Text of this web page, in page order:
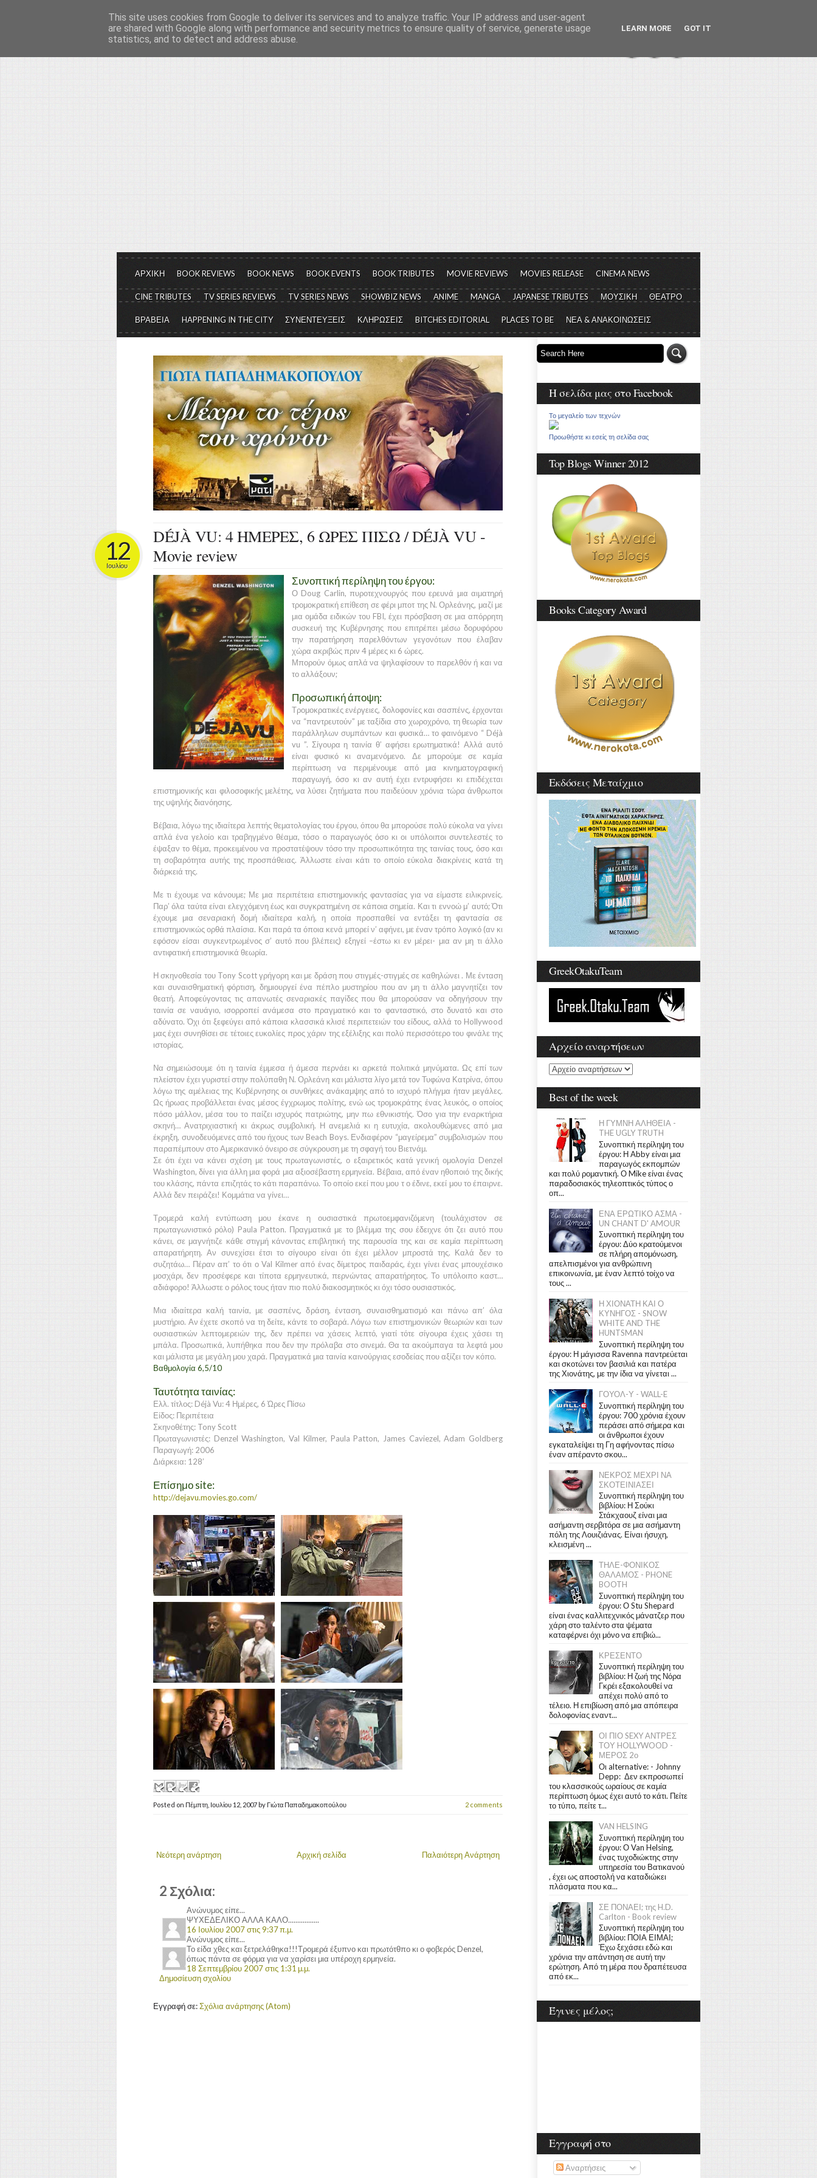
Το μεγαλείο των Τεχνών...
Είμαστε πάντα εδώ για να μιλάμε για τον πολιτισμό, σε κάθε του μορφή και έκταση...
ΑΡΧΙΚΗ BOOK REVIEWS BOOK NEWS BOOK EVENTS BOOK TRIBUTES MOVIE REVIEWS MOVIES RELEASE CINEMA NEWS
CINE TRIBUTES TV SERIES REVIEWS TV SERIES NEWS SHOWBIZ NEWS ANIME MANGA JAPANESE TRIBUTES ΜΟΥΣΙΚΗ ΘΕΑΤΡΟ
ΒΡΑΒΕΙΑ HAPPENING IN THE CITY ΣΥΝΕΝΤΕΥΞΕΙΣ ΚΛΗΡΩΣΕΙΣ BITCHES EDITORIAL PLACES TO BE ΝΕΑ & ΑΝΑΚΟΙΝΩΣΕΙΣ
DÉJÀ VU: 4 ΗΜΕΡΕΣ, 6 ΩΡΕΣ ΠΙΣΩ / DÉJÀ VU -
Movie review
12
Ιουλίου
Συνοπτική περίληψη του έργου:
Ο Doug Carlin, πυροτεχνουργός που ερευνά μια αιματηρή
τρομοκρατική επίθεση σε φέρι μποτ της Ν. Ορλεάνης, μαζί με
μια ομάδα ειδικών του FBI, έχει πρόσβαση σε μια απόρρητη
συσκευή της Κυβέρνησης που επιτρέπει μέσω δορυφόρου
την παρατήρηση παρελθόντων γεγονότων που έλαβαν
χώρα ακριβώς πριν 4 μέρες κι 6 ώρες.
Μπορούν όμως απλά να ψηλαφίσουν το παρελθόν ή και να
το αλλάξουν;
Προσωπική άποψη:
Τρομοκρατικές ενέργειες, δολοφονίες και σασπένς, έρχονται
να “παντρευτούν” με ταξίδια στο χωροχρόνο, τη θεωρία των
παράλληλων συμπάντων και φυσικά… το φαινόμενο “ Déjà
vu ”. Σίγουρα η ταινία θ’ αφήσει ερωτηματικά! Αλλά αυτό
είναι φυσικό κι αναμενόμενο. Δε μπορούμε σε καμία
περίπτωση να περιμένουμε από μια κινηματογραφική
παραγωγή, όσο κι αν αυτή έχει εντρυφήσει κι επιδέχεται
επιστημονικής και φιλοσοφικής μελέτης, να λύσει ζητήματα που παιδεύουν χρόνια τώρα άνθρωποι
της υψηλής διανόησης.
Βέβαια, λόγω της ιδιαίτερα λεπτής θεματολογίας του έργου, όπου θα μπορούσε πολύ εύκολα να γίνει
απλά ένα γελοίο και τραβηγμένο θέαμα, τόσο ο παραγωγός όσο κι οι υπόλοιποι συντελεστές το
έψαξαν το θέμα, προκειμένου να προστατέψουν τόσο την προσωπικότητα της ταινίας τους, όσο και
τη σοβαρότητα αυτής της προσπάθειας. Άλλωστε είναι κάτι το οποίο εύκολα διακρίνεις κατά τη
διάρκειά της.
Με τι έχουμε να κάνουμε; Με μια περιπέτεια επιστημονικής φαντασίας για να είμαστε ειλικρινείς.
Παρ’ όλα ταύτα είναι ελεγχόμενη έως και συγκρατημένη σε κάποια σημεία. Και τι εννοώ μ’ αυτό; Ότι
έχουμε μια σεναριακή δομή ιδιαίτερα καλή, η οποία προσπαθεί να εντάξει τη φαντασία σε
επιστημονικώς ορθά πλαίσια. Και παρά τα όποια κενά μπορεί ν’ αφήνει, με έναν τρόπο λογικό (αν κι
εφόσον είσαι συγκεντρωμένος σ’ αυτό που βλέπεις) εξηγεί –έστω κι εν μέρει- μια αν μη τι άλλο
αντιφατική επιστημονικά θεωρία.
Η σκηνοθεσία του Tony Scottγρήγορη και με δράση που στιγμές-στιγμές σε καθηλώνει . Με ένταση
και συναισθηματική φόρτιση, δημιουργεί ένα πέπλο μυστηρίου που αν μη τι άλλο μαγνητίζει τον
θεατή. Αποφεύγοντας τις απανωτές σεναριακές παγίδες που θα μπορούσαν να οδηγήσουν την
ταινία σε ναυάγιο, ισορροπεί ανάμεσα στο πραγματικό και το φανταστικό, στο δυνατό και στο
αδύνατο. Όχι ότι ξεφεύγει από κάποια κλασσικά κλισέ περιπετειών του είδους, αλλά το Hollywood
μας έχει συνηθίσει σε τέτοιες ευκολίες προς χάριν της εξέλιξης και πολύ περισσότερο του φινάλε της
ιστορίας.
Να σημειώσουμε ότι η ταινία έμμεσα ή άμεσα περνάει κι αρκετά πολιτικά μηνύματα. Ως επί των
πλείστον έχει γυριστεί στην πολύπαθη Ν. Ορλεάνη και μάλιστα λίγο μετά τον Τυφώνα Κατρίνα, όπου
λόγω της αμέλειας της Κυβέρνησης οι συνθήκες ανάκαμψης από το ισχυρό πλήγμα ήταν μεγάλες.
Ως ήρωας προβάλλεται ένας μέσος έγχρωμος πολίτης, ενώ ως τρομοκράτης ένας λευκός, ο οποίος
πόσο μάλλον, μέσα του το παίζει ισχυρός πατριώτης, μην πω εθνικιστής. Όσο για την εναρκτήρια
σκηνή… Ανατριχιαστική κι άκρως συμβολική. Η ανεμελιά κι η ευτυχία, ακολουθώμενες από μια
έκρηξη, συνοδευόμενες από του ήχους των Beach Boys. Ενδιαφέρον “μαγείρεμα” συμβολισμών που
παραπέμπουν στο Αμερικανικό όνειρο σε σύγκρουση με τη σφαγή του Βιετνάμ.
Σε ότι έχει να κάνει σχέση με τους πρωταγωνιστές, ο εξαιρετικός κατά γενική ομολογία Denzel
Washington, δίνει για άλλη μια φορά μια αξιοσέβαστη ερμηνεία. Βέβαια, από έναν ηθοποιό της δικής
του κλάσης, πάντα επιζητάς το κάτι παραπάνω. Το οποίο εκεί που μου τ ο έδινε, εκεί μου το έπαιρνε.
Αλλά δεν πειράζει! Κομμάτια να γίνει…
Τρομερά καλή εντύπωση μου έκανε η ουσιαστικά πρωτοεμφανιζόμενη (τουλάχιστον σε
πρωταγωνιστικό ρόλο) Paula Patton. Πραγματικά με το βλέμμα της σου έδειχνε ότι ζει αυτό που
κάνει, σε μαγνήτιζε κάθε στιγμή κάνοντας επιβλητική της παρουσία της και σε καμία περίπτωση
απαρατήρητη. Αν συνεχίσει έτσι το σίγουρο είναι ότι έχει μέλλον μπροστά της. Καλά δεν το
συζητάω… Πέραν απ’ το ότι οVal Kilmerαπό ένας δίμετρος παιδαράς, έχει γίνει ένας μπουχέσικο
μοσχάρι, δεν προσέφερε και τίποτα ερμηνευτικά, περνώντας απαρατήρητος. Το υπόλοιπο καστ…
αδιάφορο! Άλλωστε ο ρόλος τους ήταν πιο πολύ διακοσμητικός κι όχι τόσο ουσιαστικός.
Μια ιδιαίτερα καλή ταινία, με σασπένς, δράση, ένταση, συναισθηματισμό και πάνω απ’ όλα
μυστήριο. Αν έχετε σκοπό να τη δείτε, κάντε το σοβαρά. Λόγω των επιστημονικών θεωριών και των
ουσιαστικών λεπτομερειών της, δεν πρέπει να χάσεις λεπτό, γιατί τότε σίγουρα έχεις χάσει τη
μπάλα. Προσωπικά, λυπήθηκα που δεν την πρόλαβα στο σινεμά. Θα τα ακούμπαγα τα λεφτά μου
και μάλιστα με μεγάλη μου χαρά. Πραγματικά μια ταινία καινούργιας εσοδείας που αξίζει τον κόπο.
Βαθμολογία 6,5/10
Ταυτότητα ταινίας:
Ελλ. τίτλος: Déjà Vu: 4 Ημέρες, 6 Ώρες Πίσω
Είδος: Περιπέτεια
Σκηνοθέτης: Tony Scott
Πρωταγωνιστές: Denzel Washington, Val Kilmer, Paula Patton, James Caviezel, Adam Goldberg
Παραγωγή: 2006
Διάρκεια: 128’
Επίσημο site:
http://dejavu.movies.go.com/
Posted on Πέμπτη, Ιουλίου 12, 2007 by Γιώτα Παπαδημακοπούλου 2 comments
Νεότερη ανάρτηση Παλαιότερη Ανάρτηση
Αρχική σελίδα
2 Σχόλια:
Ανώνυμος είπε...
ΨΥΧΕΔΕΛΙΚΟ ΑΛΛΑ ΚΑΛΟ.................
16 Ιουλίου 2007 στις 9:37 π.μ.
Ανώνυμος είπε...
Το είδα χθες και ξετρελάθηκα!!!Τρομερά έξυπνο και πρωτότθπο κι ο φοβερός Denzel,
όπως πάντα σε φόρμα για να χαρίσει μια υπέροχη ερμηνεία.
18 Σεπτεμβρίου 2007 στις 1:31 μ.μ.
Δημοσίευση σχολίου
Εγγραφή σε:Σχόλια ανάρτησης (Atom)
Η σελίδα μας στο Facebook
Το μεγαλείο των τεχνών
Προωθήστε κι εσείς τη σελίδα σας
Top Blogs Winner 2012
Books Category Award
Εκδόσεις Μεταίχμιο
GreekOtakuTeam
Αρχείο αναρτήσεων
Best of the week
Η ΓΥΜΝΗ ΑΛΗΘΕΙΑ -
THE UGLY TRUTH
Συνοπτική περίληψη του
έργου: Η Abby είναι μια
παραγωγός εκπομπών
και πολύ ρομαντική. Ο Mike είναι ένας
παραδοσιακός τηλεοπτικός τύπος ο
οπ...
ΕΝΑ ΕΡΩΤΙΚΟ ΑΣΜΑ -
UN CHANT D' AMOUR
Συνοπτική περίληψη του
έργου: Δύο κρατούμενοι
σε πλήρη απομόνωση,
απελπισμένοι για ανθρώπινη
επικοινωνία, με έναν λεπτό τοίχο να
τους ...
Η ΧΙΟΝΑΤΗ ΚΑΙ Ο
ΚΥΝΗΓΟΣ - SNOW
WHITE AND THE
HUNTSMAN
Συνοπτική περίληψη του
έργου: Η μάγισσα Ravenna παντρεύεται
και σκοτώνει τον βασιλιά και πατέρα
της Χιονάτης, με την ίδια να γίνεται ...
ΓΟΥΟΛ-Υ - WALL-E
Συνοπτική περίληψη του
έργου: 700 χρόνια έχουν
περάσει από σήμερα και
οι άνθρωποι έχουν
εγκαταλείψει τη Γη αφήνοντας πίσω
έναν απέραντο σκου...
ΝΕΚΡΟΣ ΜΕΧΡΙ ΝΑ
ΣΚΟΤΕΙΝΙΑΣΕΙ
Συνοπτική περίληψη του
βιβλίου: Η Σούκι
Στάκχαουζ είναι μια
ασήμαντη σερβιτόρα σε μια ασήμαντη
πόλη της Λουιζιάνας. Είναι ήσυχη,
κλεισμένη ...
ΤΗΛΕ-ΦΟΝΙΚΟΣ
ΘΑΛΑΜΟΣ - PHONE
BOOTH
Συνοπτική περίληψη του
έργου: Ο Stu Shepard
είναι ένας καλλιτεχνικός μάνατζερ που
χάρη στο ταλέντο στα ψέματα
καταφέρνει όχι μόνο να επιβιώ...
ΚΡΕΣΕΝΤΟ
Συνοπτική περίληψη του
βιβλίου: Η ζωή της Νόρα
Γκρέι εξακολουθεί να
απέχει πολύ από το
τέλειο. Η επιβίωση από μια απόπειρα
δολοφονίας εναντ...
ΟΙ ΠΙΟ SEXY ΑΝΤΡΕΣ
ΤΟΥ HOLLYWOOD -
ΜΕΡΟΣ 2ο
Οι alternative: - Johnny
Depp: Δεν εκπροσωπεί
του κλασσικούς ωραίους σε καμία
περίπτωση όμως έχει αυτό το κάτι. Πείτε
το τύπο, πείτε τ...
VAN HELSING
Συνοπτική περίληψη του
έργου: Ο Van Helsing,
ένας τυχοδιώκτης στην
υπηρεσία του Βατικανού
, έχει ως αποστολή να καταδιώκει
πλάσματα που κα...
ΣΕ ΠΟΝΑΕΙ; της H.D.
Carlton - Book review
Συνοπτική περίληψη του
βιβλίου: ΠΟΙΑ ΕΙΜΑΙ;
Έχω ξεχάσει εδώ και
χρόνια την απάντηση σε αυτή την
ερώτηση. Από τη μέρα που δραπέτευσα
από εκ...
Έγινες μέλος;
Εγγραφή στο
Αναρτήσεις
This site uses cookies from Google to deliver its services and to analyze traffic. Your IP address and user-agent
are shared with Google along with performance and security metrics to ensure quality of service, generate usage
statistics, and to detect and address abuse.
LEARN MORE GOT IT